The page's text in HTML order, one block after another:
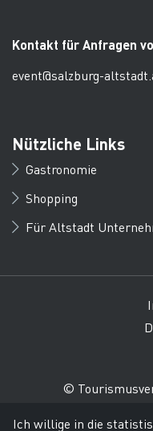
Kontakt für Anfragen
event@salzburg-
Nützliche Links
Gastronomie
Shopping
Für Altstadt
©
Ich willige in die